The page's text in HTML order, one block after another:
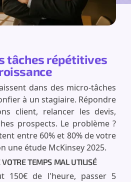
tâches répétitives
dans des micro-tâches
à un stagiaire. Répondre
client, relancer les devis,
prospects. Le problème ?
entre 60% et 80% de votre
une étude McKinsey 2025.
VOTRE TEMPS MAL UTILISÉ
150€ de l'heure, passer 5